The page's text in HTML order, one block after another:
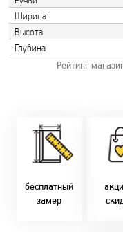
Ширина
Высота
Глубина
Рейтинг
бесплатный
замер
Замер бесплатно!
Оперативно!
День-в-день или
на следующий!
заказать по
10-40, (Viber)
-
-